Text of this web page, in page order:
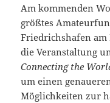
Am kommenden
größtes
Friedrichshafen am
die Veranstaltung
Connecting the
um einen
Möglichkeiten zur